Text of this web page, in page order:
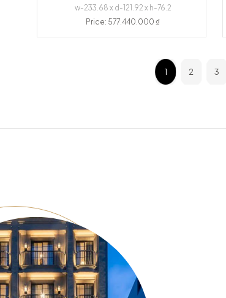
w-233.68 x d-121.92 x h-76.2
Price: 577.440.000 ₫
1 2 3